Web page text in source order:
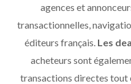
agences et
transactionnelles,
éditeurs français. Les
acheteurs sont
transactions directes tout